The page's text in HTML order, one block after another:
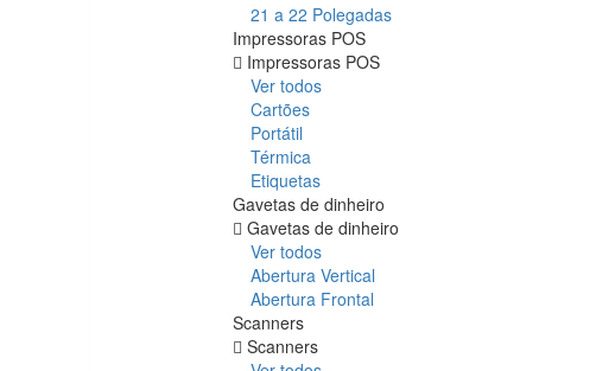
21 a 22 Polegadas
Impressoras POS
Impressoras POS
Ver todos
Cartões
Portátil
Térmica
Etiquetas
Gavetas de dinheiro
Gavetas de dinheiro
Ver todos
Abertura Vertical
Abertura Frontal
Scanners
Scanners